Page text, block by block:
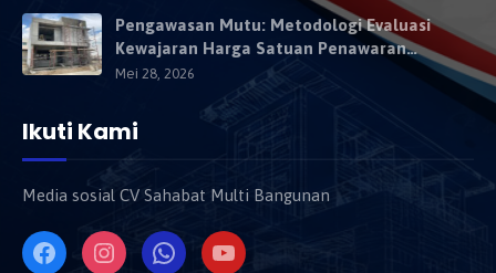
Pengawasan Mutu: Metodologi Evaluasi
Kewajaran Harga Satuan Penawaran
Kontraktor
Mei 28, 2026
Ikuti Kami
Media sosial CV Sahabat Multi Bangunan